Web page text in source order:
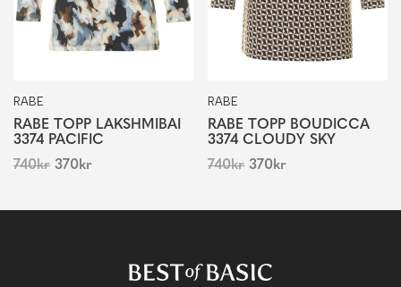
RABE
RABE TOPP LAKSHMIBAI
3374 PACIFIC
740kr 370kr
RABE
RABE TOPP BOUDICCA
3374 CLOUDY SKY
740kr 370kr